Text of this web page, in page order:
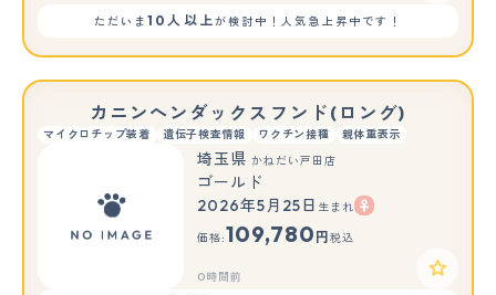
ただいま10人以上が検討中！人気急上昇中です！
カニンヘンダックスフンド(ロング)
マイクロチップ装着 遺伝子検査情報 ワクチン接種 親体重表示
埼玉県 かねだい戸田店
ゴールド
2026年5月25日 生まれ
価格:109,780 円 税込
0時間前